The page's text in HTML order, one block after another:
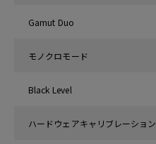
Gamut Duo
モノクロモード
Black Level
ハードウェアキャリブレーション